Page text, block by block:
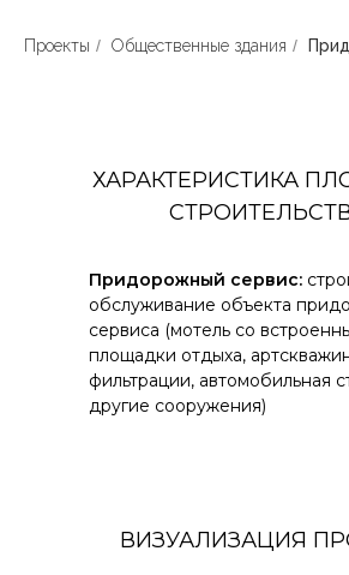
Проекты / Общественные здания /
ХАРАКТЕРИСТИКА
Придорожный сервис:
обслуживание объекта
сервиса (мотель со
площадки отдыха,
фильтрации, автомобильная
другие сооружения)
ВИЗУАЛИЗАЦИЯ